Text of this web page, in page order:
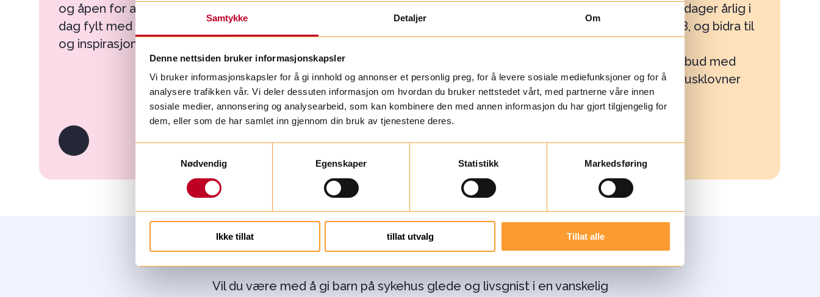
Samtykke Detaljer Om
Denne nettsiden bruker informasjonskapsler
Vi bruker informasjonskapsler for å gi innhold og annonser et personlig preg, for å levere sosiale mediefunksjoner og for å
analysere trafikken vår. Vi deler dessuten informasjon om hvordan du bruker nettstedet vårt, med partnerne våre innen
sosiale medier, annonsering og analysearbeid, som kan kombinere den med annen informasjon du har gjort tilgjengelig for
dem, eller som de har samlet inn gjennom din bruk av tjenestene deres.
m
v
Nødvendig Egenskaper Statistikk Markedsføring
Ikke tillat tillat utvalg Tillat alle
og åpen for alle, og byr på en
dag fylt med latter, opplevelser
og inspirasjon.
viktig, sier han.
finansiere 50 klovnedager årlig i
perioden 2026–2028, og bidra til
helsefremmende tilbud med
profesjonelle sykehusklovner
ved sykehuset.
Slik kan du bidra
Vil du være med å gi barn på sykehus glede og livsgnist i en vanskelig